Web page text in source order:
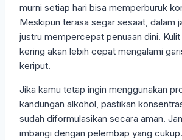
murni setiap hari bisa memperburuk
Meskipun terasa segar sesaat, dalam
justru mempercepat penuaan dini.
kering akan lebih cepat mengalami
keriput.
Jika kamu tetap ingin menggunakan
kandungan alkohol, pastikan
sudah diformulasikan secara aman.
imbangi dengan pelembap yang cukup.